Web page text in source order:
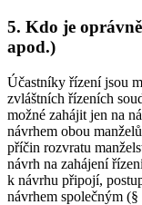
5. Kdo je
apod.)
Účastníky řízení jsou
zvláštních řízeních
možné zahájit jen na
návrhem obou
příčin rozvratu
návrh na zahájení
k návrhu připojí,
návrhem společným